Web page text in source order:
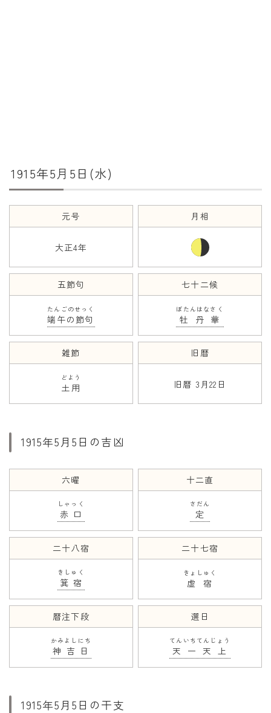
二十八宿
二十七宿
誕生シンボル
年齢と学年
年齢・干支
子供のお祝い
長寿のお祝い
季節の工作
1915年5月5日(水)
元号
大正4年
月相
五節句
端午の節句
たんごのせっく
七十二候
牡丹華
ぼたんはなさく
雑節
土用
どよう
旧暦
旧暦 3月22日
1915年5月5日の吉凶
六曜
赤口
しゃっく
十二直
定
さだん
二十八宿
箕宿
きしゅく
二十七宿
虚宿
きょしゅく
暦注下段
神吉日
かみよしにち
選日
天一天上
てんいちてんじょう
1915年5月5日の干支